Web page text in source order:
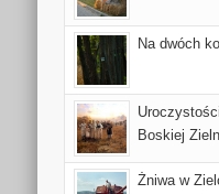
Na dwóch
Boskiej
Żniwa w